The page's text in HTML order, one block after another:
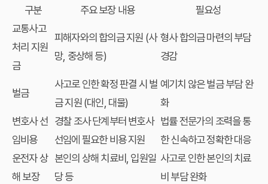
구분
주요 보장 내용
필요성
교통사고
처리 지원
금
피해자와의 합의금 지원 (사
망, 중상해 등)
형사 합의금 마련의 부담
경감
벌금
사고로 인한 확정 판결 시 벌
금 지원 (대인, 대물)
예기치 않은 벌금 부담 완
화
변호사 선
임비용
경찰 조사 단계부터 변호사
선임에 필요한 비용 지원
법률 전문가의 조력을 통
한 신속하고 정확한 대응
운전자 상
해 보장
본인의 상해 치료비, 입원일
당 등
사고로 인한 본인의 치료
비 부담 완화